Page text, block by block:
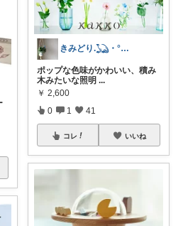
きみどり.𓆏・°いつも感謝です
ポップな色味がかわいい、積み
木みたいな照明 ...
￥ 2,600
0 1 41
コレ いいね